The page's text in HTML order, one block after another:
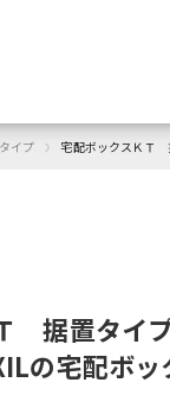
イプ › 宅配ボックスＫＴ
据置タイ
の宅配ボッ